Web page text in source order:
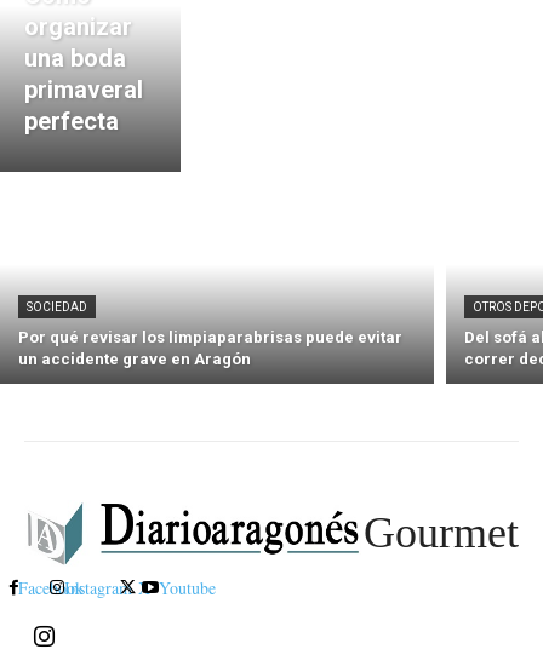
organizar
una boda
primaveral
perfecta
SOCIEDAD
Por qué revisar los limpiaparabrisas puede evitar
un accidente grave en Aragón
OTROS
Del sofá
correr
Gourmet
FacebookInstagram X Youtube